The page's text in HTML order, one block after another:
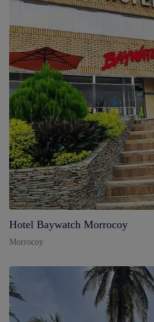
Hotel Baywatch Morrocoy
Morrocoy